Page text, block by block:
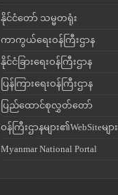
နိုင်ငံတော် သမ္မတရုံး
ကာကွယ်ရေးဝန်ကြီးဌာန
နိုင်ငံခြားရေးဝန်ကြီးဌာန
ပြန်ကြားရေးဝန်ကြီးဌာန
ပြည်ထောင်စုလွှတ်တော်
ဝန်ကြီးဌာနများ၏WebSiteများ
Myanmar National Portal